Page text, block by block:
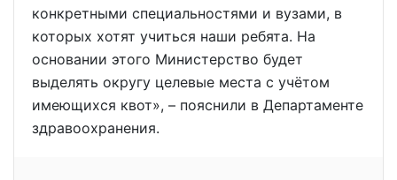
конкретными специальностями и вузами, в
которых хотят учиться наши ребята. На
основании этого Министерство будет
выделять округу целевые места с учётом
имеющихся квот», – пояснили в Департаменте
здравоохранения.